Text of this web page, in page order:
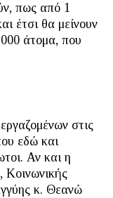
πως από 1
έτσι θα μείνουν
άτομα, που
στις
εδώ και
Αν και η
κ. Θεανώ